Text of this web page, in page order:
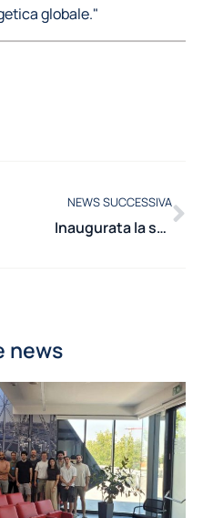
globale."
NEWS SUCCESSIVA
Inaugurata la seconda edizione dell’Executive Program Smart Grids in collaborazione con E-Distribuzione
news